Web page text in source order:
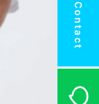
Contact